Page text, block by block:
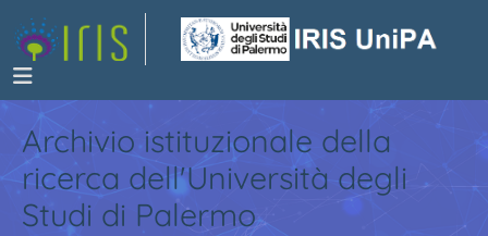
Archivio istituzionale della
ricerca dell'Università degli
Studi di Palermo